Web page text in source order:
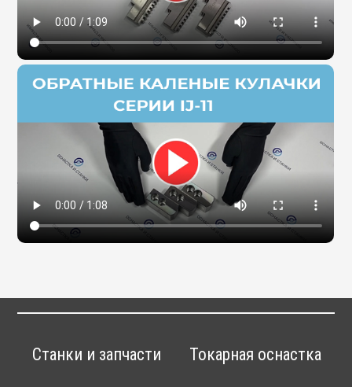
Станки и запчасти Токарная оснастка